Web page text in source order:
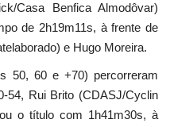
Casa Benfica Almodôvar)
de 2h19m11s, à frente de
e Hugo Moreira.
50, 60 e +70) percorreram
54, Rui Brito (CDASJ/Cyclin
o título com 1h41m30s, à